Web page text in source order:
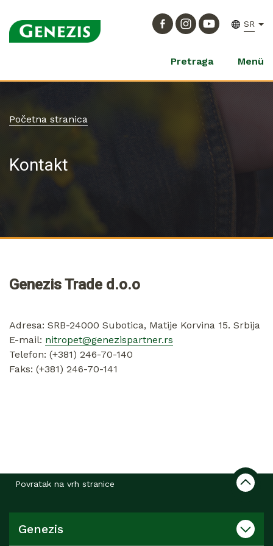
SR
Pretraga Menü
Početna stranica
Kontakt
Genezis Trade d.o.o
Adresa: SRB-24000 Subotica, Matije Korvina 15. Srbija
E-mail: nitropet@genezispartner.rs
Telefon: (+381) 246-70-140
Faks: (+381) 246-70-141
Povratak na vrh stranice
Genezis